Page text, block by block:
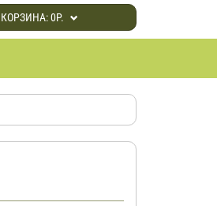
КОРЗИНА:0Р.